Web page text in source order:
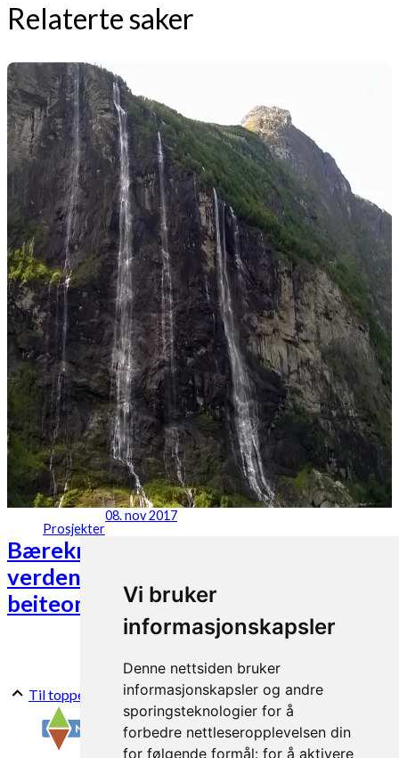
Vi bruker
informasjonskapsler
Denne nettsiden bruker
informasjonskapsler og andre
sporingsteknologier for å
forbedre nettleseropplevelsen din
for følgende formål: for å aktivere
Relaterte saker
Prosjekter
08. nov 2017
Bærekraftig verdiskaping i
verdensarvområder og andre
beiteområder
Til toppen